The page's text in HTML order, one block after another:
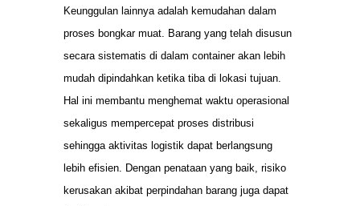
Keunggulan lainnya adalah kemudahan dalam
proses bongkar muat. Barang yang telah disusun
secara sistematis di dalam container akan lebih
mudah dipindahkan ketika tiba di lokasi tujuan.
Hal ini membantu menghemat waktu operasional
sekaligus mempercepat proses distribusi
sehingga aktivitas logistik dapat berlangsung
lebih efisien. Dengan penataan yang baik, risiko
kerusakan akibat perpindahan barang juga dapat